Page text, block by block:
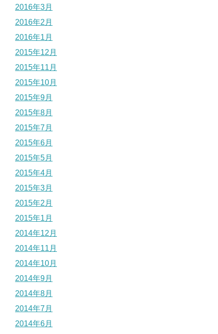
2016年3月
2016年2月
2016年1月
2015年12月
2015年11月
2015年10月
2015年9月
2015年8月
2015年7月
2015年6月
2015年5月
2015年4月
2015年3月
2015年2月
2015年1月
2014年12月
2014年11月
2014年10月
2014年9月
2014年8月
2014年7月
2014年6月